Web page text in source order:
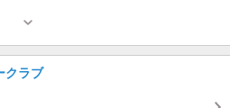
クラブ